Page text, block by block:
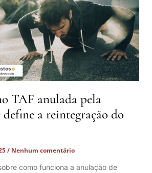
TAF anulada pela
define a reintegração do
Nenhum comentário
como funciona a anulação de